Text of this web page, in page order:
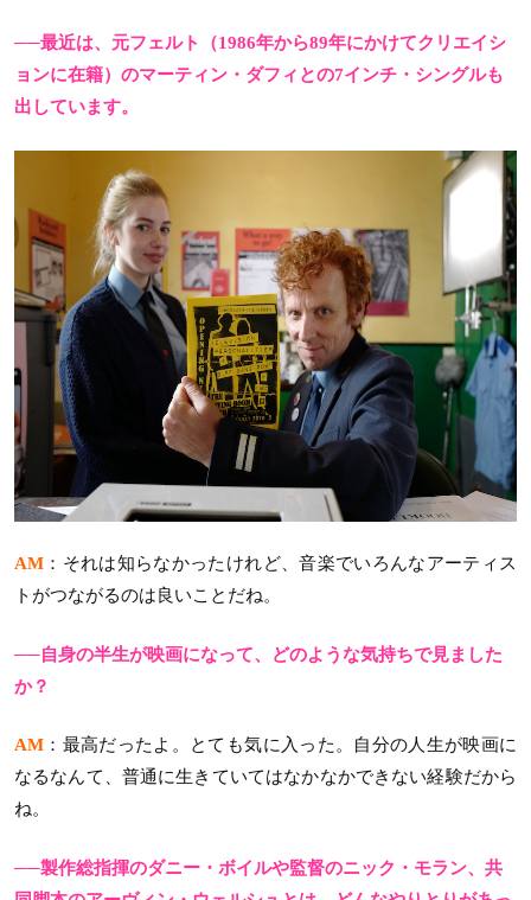
──最近は、元フェルト（1986年から89年にかけてクリエイシ
ョンに在籍）のマーティン・ダフィとの7インチ・シングルも
出しています。
AM ：それは知らなかったけれど、音楽でいろんなアーティス
トがつながるのは良いことだね。
──自身の半生が映画になって、どのような気持ちで見ました
か？
AM ：最高だったよ。とても気に入った。自分の人生が映画に
なるなんて、普通に生きていてはなかなかできない経験だから
ね。
──製作総指揮のダニー・ボイルや監督のニック・モラン、共